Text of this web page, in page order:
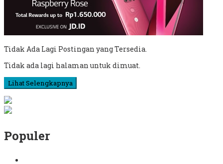
Tidak Ada Lagi Postingan yang Tersedia.
Tidak ada lagi halaman untuk dimuat.
Lihat Selengkapnya
Populer